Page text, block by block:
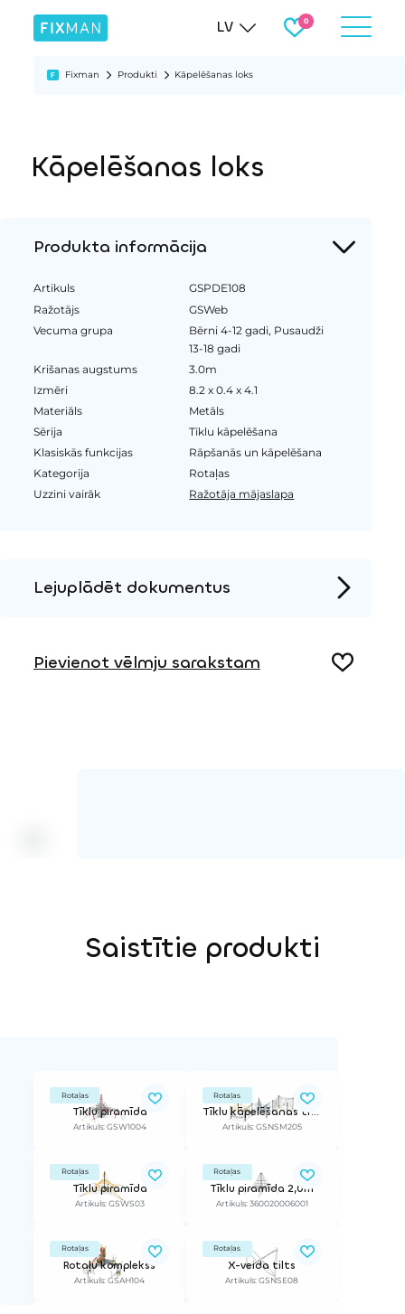
LV
Fixman Produkti Kāpelēšanas loks
Kāpelēšanas loks
Produkta informācija
Artikuls
GSPDE108
Ražotājs
GSWeb
Vecuma grupa
Bērni 4-12 gadi, Pusaudži
13-18 gadi
Krišanas augstums
3.0m
Izmēri
8.2 x 0.4 x 4.1
Materiāls
Metāls
Sērija
Tīklu kāpelēšana
Klasiskās funkcijas
Rāpšanās un kāpelēšana
Kategorija
Rotaļas
Uzzini vairāk
Ražotāja mājaslapa
Lejuplādēt dokumentus
Pievienot vēlmju sarakstam
Saistītie produkti
Rotaļas
Tīklu piramīda
Artikuls: GSW1004
Rotaļas
Tīklu kāpelēšanas trase Netscape
Artikuls: GSNSM205
Rotaļas
Tīklu piramīda
Artikuls: GSWS03
Rotaļas
Tīklu piramīda 2,0m
Artikuls: 360020006001
Rotaļas
Rotaļu komplekss
Artikuls: GSAH104
Rotaļas
X-veida tilts
Artikuls: GSNSE08